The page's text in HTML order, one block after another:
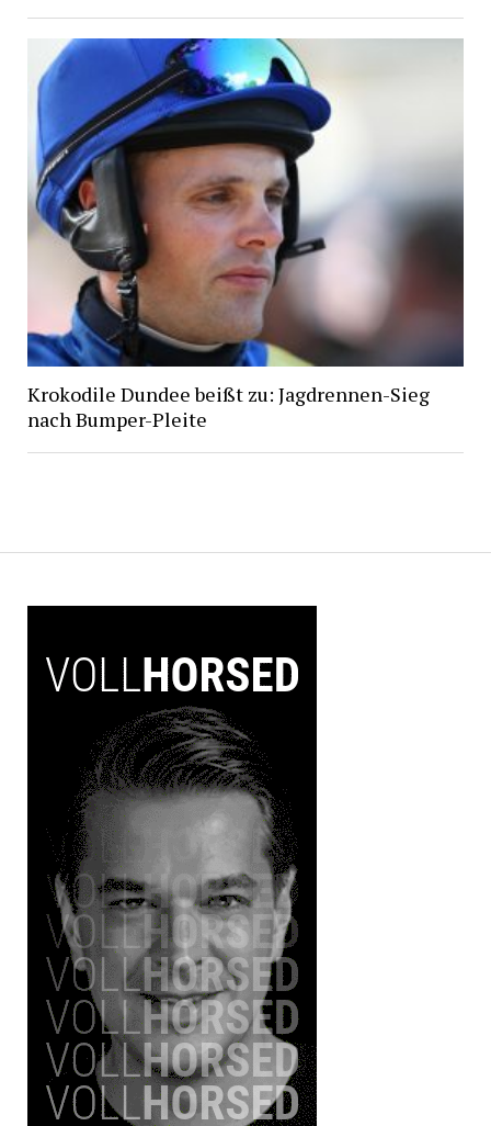
Krokodile Dundee beißt zu: Jagdrennen-Sieg
nach Bumper-Pleite